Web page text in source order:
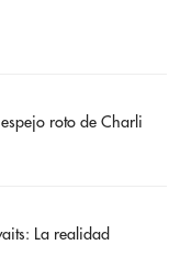
roto de Charli
La realidad